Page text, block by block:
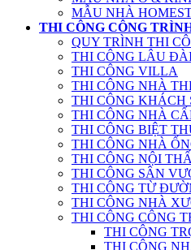
MẪU NHÀ
THI CÔNG CÔNG
QUY TRÌNH THI
THI CÔNG LÂU
THI CÔNG VILLA
THI CÔNG NHÀ
THI CÔNG KHÁCH
THI CÔNG NHÀ
THI CÔNG BIỆT
THI CÔNG NHÀ
THI CÔNG NỘI
THI CÔNG SÂN
THI CÔNG TỪ
THI CÔNG NHÀ
THI CÔNG CÔNG
THI CÔNG
THI CÔNG